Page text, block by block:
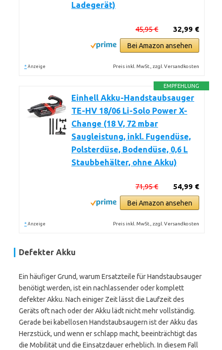
Ladegerät)
32,99 €
45,95 €
Bei Amazon ansehen
* Anzeige Preis inkl. MwSt., zzgl. Versandkosten
EMPFEHLUNG
Einhell Akku-Handstaubsauger
TE-HV 18/06 Li-Solo Power X-
Change (18 V, 72 mbar
Saugleistung, inkl. Fugendüse,
Polsterdüse, Bodendüse, 0,6 L
Staubbehälter, ohne Akku)
54,99 €
71,95 €
Bei Amazon ansehen
* Anzeige Preis inkl. MwSt., zzgl. Versandkosten
Defekter Akku
Ein häufiger Grund, warum Ersatzteile für Handstaubsauger
benötigt werden, ist ein nachlassender oder komplett
defekter Akku. Nach einiger Zeit lässt die Laufzeit des
Geräts oft nach oder der Akku lädt nicht mehr vollständig.
Gerade bei kabellosen Handstaubsaugern ist der Akku das
Herzstück, und wenn er schlapp macht, beeinträchtigt das
die Mobilität und die Einsatzdauer erheblich. In diesem Fall